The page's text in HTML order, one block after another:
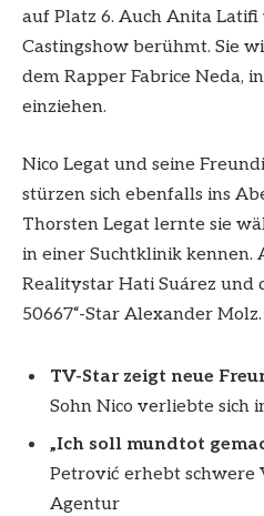
auf Platz 6. Auch Anita
Castingshow berühmt. Sie
dem Rapper Fabrice Neda,
einziehen.
Nico Legat und seine
stürzen sich ebenfalls ins
Thorsten Legat lernte sie
in einer Suchtklinik kennen.
Realitystar Hati Suárez und
50667“-Star Alexander Molz.
TV-Star zeigt neue
Sohn Nico verliebte sich
„Ich soll mundtot
Petrović erhebt schwere
Agentur